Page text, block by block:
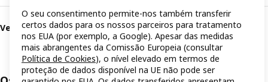
Ver resposta
O seu consentimento permite-nos também transferir
certos dados para os nossos parceiros para tratamento
nos EUA (por exemplo, a Google). Apesar das medidas
mais abrangentes da Comissão Europeia (consultar
Política de Cookies), o nível elevado em termos de
proteção de dados disponível na UE não pode ser